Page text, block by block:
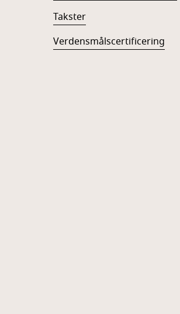
Takster
Verdensmålscertificering